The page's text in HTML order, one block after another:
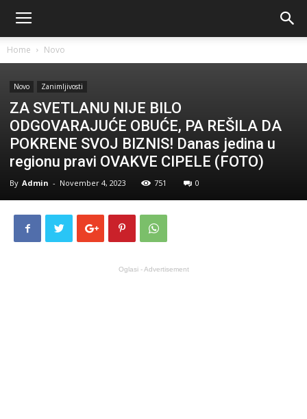
Home Novo
Novo Zanimljivosti
ZA SVETLANU NIJE BILO
ODGOVARAJUĆE OBUĆE, PA REŠILA DA
POKRENE SVOJ BIZNIS! Danas jedina u
regionu pravi OVAKVE CIPELE (FOTO)
By Admin - November 4, 2023 751 0
Oglasi - Advertisement